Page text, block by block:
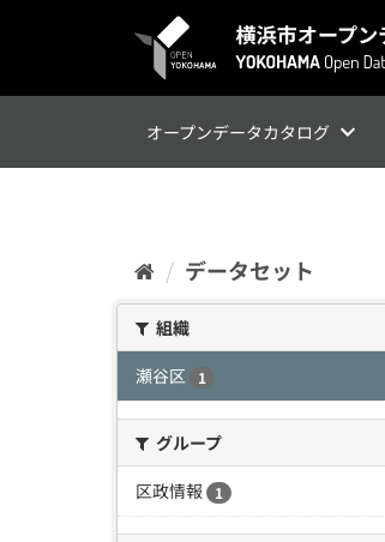
オープンデータカタログ
データセット
組織
瀬谷区
1
グループ
区政情報
1